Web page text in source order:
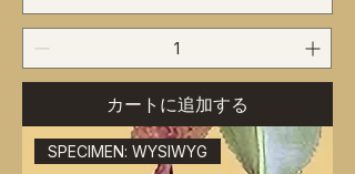
カートに追加する
SPECIMEN: WYSIWYG